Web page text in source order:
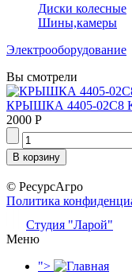
Диски колесные
Шины,камеры
Электрооборудование
Вы смотрели
КРЫШКА 4405-
2000 Р
© РесурсАгро
Политика
Студия "Ларой"
Меню
">